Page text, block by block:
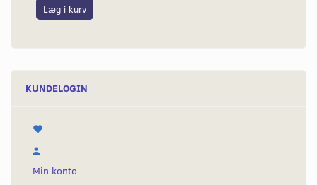
Læg i kurv
KUNDELOGIN
Min konto